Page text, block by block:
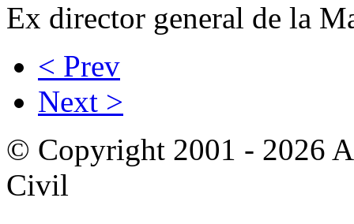
Ex director general de la
< Prev
Next >
© Copyright 2001 - 2026
Civil